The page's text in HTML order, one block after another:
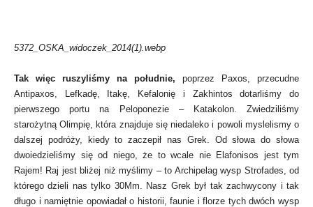
5372_OSKA_widoczek_2014(1).webp
Tak więc ruszyliśmy na południe, poprzez Paxos, przecudne
Antipaxos, Lefkadę, Itakę, Kefalonię i Zakhintos dotarliśmy do
pierwszego portu na Peloponezie – Katakolon. Zwiedziliśmy
starożytną Olimpię, która znajduje się niedaleko i powoli myslelismy o
dalszej podróży, kiedy to zaczepił nas Grek. Od słowa do słowa
dwoiedzieliśmy się od niego, że to wcale nie Elafonisos jest tym
Rajem! Raj jest bliżej niż myślimy – to Archipelag wysp Strofades, od
którego dzieli nas tylko 30Mm. Nasz Grek był tak zachwycony i tak
długo i namiętnie opowiadał o historii, faunie i florze tych dwóch wysp